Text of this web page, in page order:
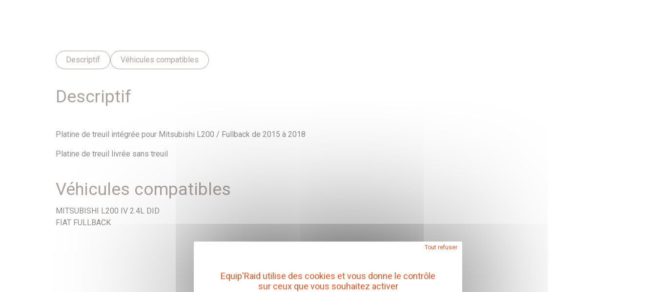
Descriptif Véhicules compatibles
Descriptif
Platine de treuil intégrée pour Mitsubishi L200 / Fullback de 2015 à 2018
Platine de treuil livrée sans treuil
Véhicules compatibles
MITSUBISHI L200 IV 2.4L DID
FIAT FULLBACK
Equip'Raid utilise des cookies et vous donne le contrôle
sur ceux que vous souhaitez activer
Tout refuser